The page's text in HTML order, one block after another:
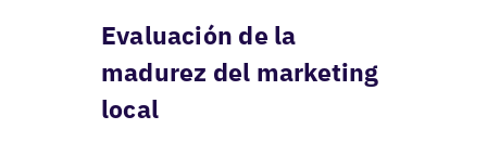
Evaluación de la
madurez del marketing
local